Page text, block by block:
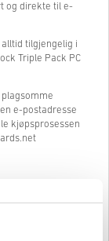
og direkte til e-
tilgjengelig i
Triple Pack PC
e-postadresse
kjøpsprosessen